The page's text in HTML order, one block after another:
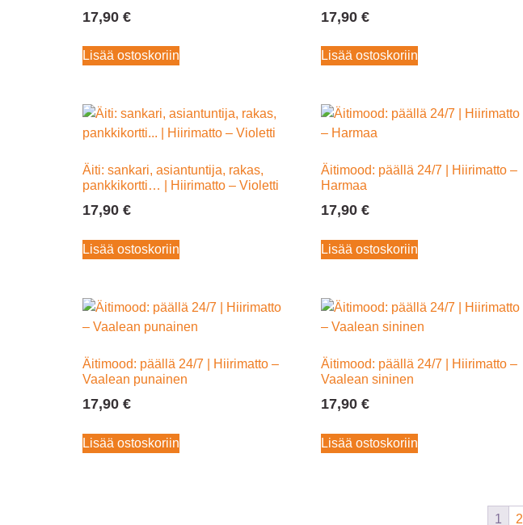
17,90 €
Lisää ostoskoriin
17,90 €
Lisää ostoskoriin
Äiti: sankari, asiantuntija, rakas,
pankkikortti… | Hiirimatto – Violetti
17,90 €
Lisää ostoskoriin
Äitimood: päällä 24/7 | Hiirimatto –
Harmaa
17,90 €
Lisää ostoskoriin
Äitimood: päällä 24/7 | Hiirimatto –
Vaalean punainen
17,90 €
Lisää ostoskoriin
Äitimood: päällä 24/7 | Hiirimatto –
Vaalean sininen
17,90 €
Lisää ostoskoriin
1 2